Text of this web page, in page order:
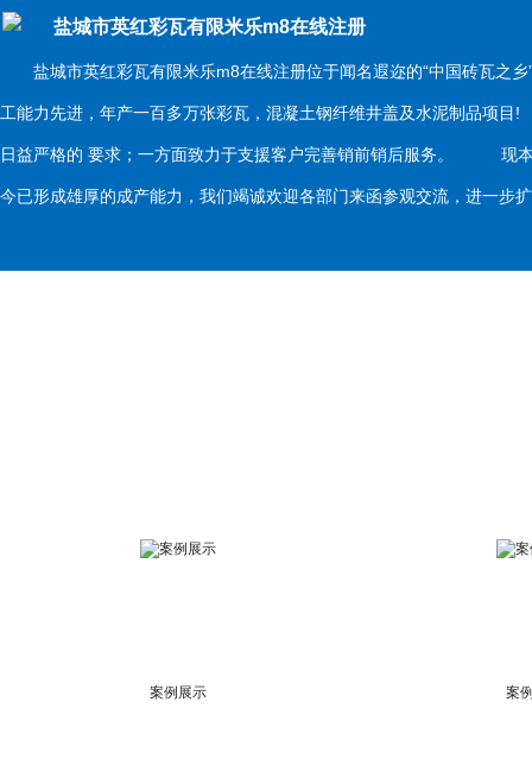
盐城市英红彩瓦有限米乐m8在线注册
盐城市英红彩瓦有限米乐m8在线注册位于闻名遐迩的“中国砖瓦之乡
工能力先进，年产一百多万张彩瓦，混凝土钢纤维井盖及水泥制品项
日益严格的 要求；一方面致力于支援客户完善销前销后服务。 现本
今已形成雄厚的成产能力，我们竭诚欢迎各部门来函参观交流，进一
案例展示 案